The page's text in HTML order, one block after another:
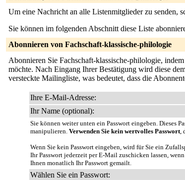
Um eine Nachricht an alle Listenmitglieder zu senden,
Sie können im folgenden Abschnitt diese Liste
Abonnieren von Fachschaft-klassische-philologie
Abonnieren Sie Fachschaft-klassische-philologie,
möchte. Nach Eingang Ihrer Bestätigung wird diese
versteckte Mailingliste, was bedeutet, dass die
Ihre E-Mail-Adresse:
Ihr Name (optional):
Sie können weiter unten ein Passwort eingeben. Dieses
manipulieren. Verwenden Sie kein wertvolles Passwort,
Wenn Sie kein Passwort eingeben, wird für Sie ein
Ihr Passwort jederzeit per E-Mail zuschicken lassen,
Ihnen monatlich Ihr Passwort gemailt.
Wählen Sie ein Passwort: